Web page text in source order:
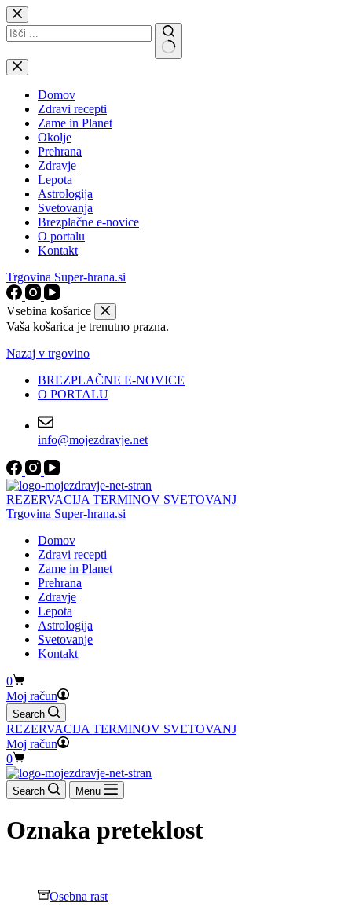
Skip
to
content
No
results
Domov
Zdravi recepti
Zame in Planet
Okolje
Prehrana
Zdravje
Lepota
Astrologija
Svetovanja
Brezplačne e-novice
O portalu
Kontakt
Trgovina Super-hrana.si
Vsebina košarice
Vaša košarica je trenutno prazna.
Nazaj v trgovino
BREZPLAČNE E-NOVICE
O PORTALU
info@mojezdravje.net
REZERVACIJA TERMINOV SVETOVANJ
Trgovina Super-hrana.si
Domov
Zdravi recepti
Zame in Planet
Prehrana
Zdravje
Lepota
Astrologija
Svetovanje
Kontakt
Shopping
cart
0
Moj račun
Search
REZERVACIJA TERMINOV SVETOVANJ
Moj račun
Shopping
cart
0
Search Menu
Oznaka preteklost
Osebna rast